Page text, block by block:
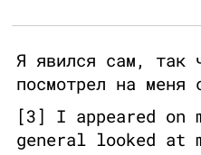
Я явился сам, так
посмотрел на меня
[3] I appeared on
general looked at